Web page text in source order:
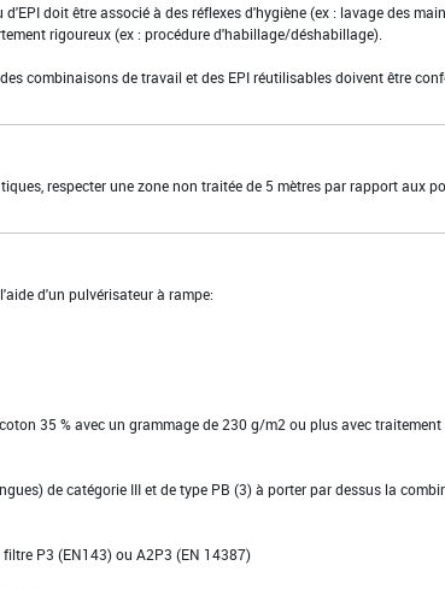
doit être associé à des réflexes d'hygiène (ex : lavage des
rigoureux (ex : procédure d'habillage/déshabillage).
combinaisons de travail et des EPI réutilisables doivent être
respecter une zone non traitée de 5 mètres par rapport aux
d'un pulvérisateur à rampe:
35 % avec un grammage de 230 g/m2 ou plus avec traitement
de catégorie III et de type PB (3) à porter par dessus la
P3 (EN143) ou A2P3 (EN 14387)